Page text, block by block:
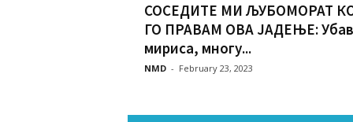
СОСЕДИТЕ МИ ЉУБОМОРАТ
ГО ПРАВАМ ОВА ЈАДЕЊЕ:
мириса, многу...
NMD - February 23, 2023